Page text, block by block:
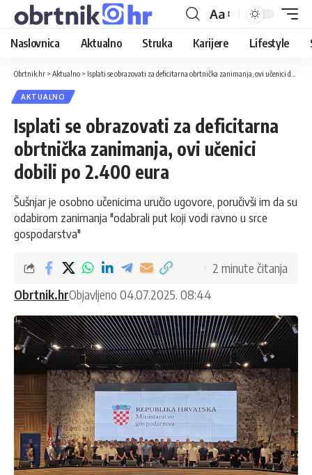
Aa
Naslovnica Aktualno Struka Karijere Lifestyle
Obrtnik.hr > Aktualno > Isplati se obrazovati za deficitarna obrtnička zanimanja, ovi učenici dobili po 2.400 eura
AKTUALNO
Isplati se obrazovati za deficitarna
obrtnička zanimanja, ovi učenici
dobili po 2.400 eura
Šušnjar je osobno učenicima uručio ugovore, poručivši im da su
odabirom zanimanja "odabrali put koji vodi ravno u srce
gospodarstva"
Obrtnik.hrObjavljeno 04.07.2025. 08:44
2 minute čitanja